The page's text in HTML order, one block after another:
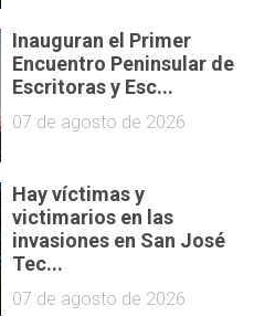
Inauguran el Primer
Encuentro Peninsular de
Escritoras y Esc...
07 de agosto de 2026
Hay víctimas y
victimarios en las
invasiones en San José
Tec...
07 de agosto de 2026